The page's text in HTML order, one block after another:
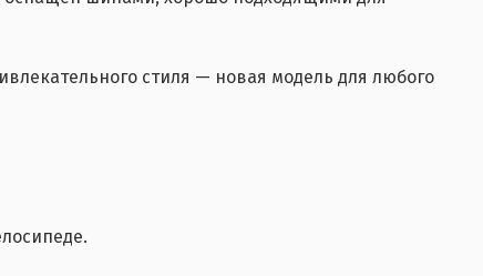
стиля — новая модель для любого